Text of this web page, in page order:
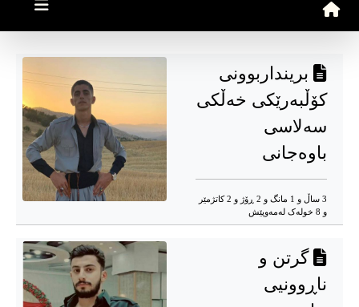
برینداربوونی
کۆڵبەرێکی خەڵکی
سەلاسی
باوەجانی
3 ساڵ و 1 مانگ و 2 ڕۆژ و 2 کاتژمێر
و 8 خوله‌ک له‌مه‌وپێش‌
گرتن و
ناڕوونیی